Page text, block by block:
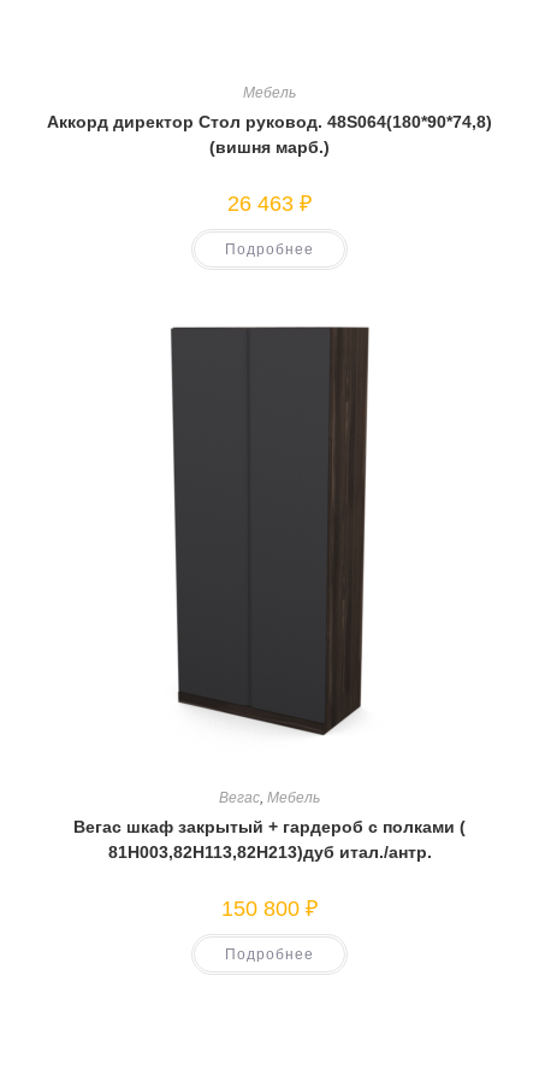
Мебель
Аккорд директор Стол руковод. 48S064(180*90*74,8)
(вишня марб.)
26 463 ₽
Подробнее
Вегас, Мебель
Вегас шкаф закрытый + гардероб с полками (
81Н003,82Н113,82Н213)дуб итал./антр.
150 800 ₽
Подробнее